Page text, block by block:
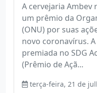
A cervejaria Ambev
um prêmio da
(ONU) por suas
novo coronavírus.
premiada no SDG
(Prêmio de Açã...
terça-feira, 21 de